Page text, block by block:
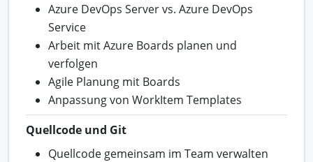
Azure DevOps Server vs. Azure DevOps
Service
Arbeit mit Azure Boards planen und
verfolgen
Agile Planung mit Boards
Anpassung von WorkItem Templates
Quellcode und Git
Quellcode gemeinsam im Team verwalten